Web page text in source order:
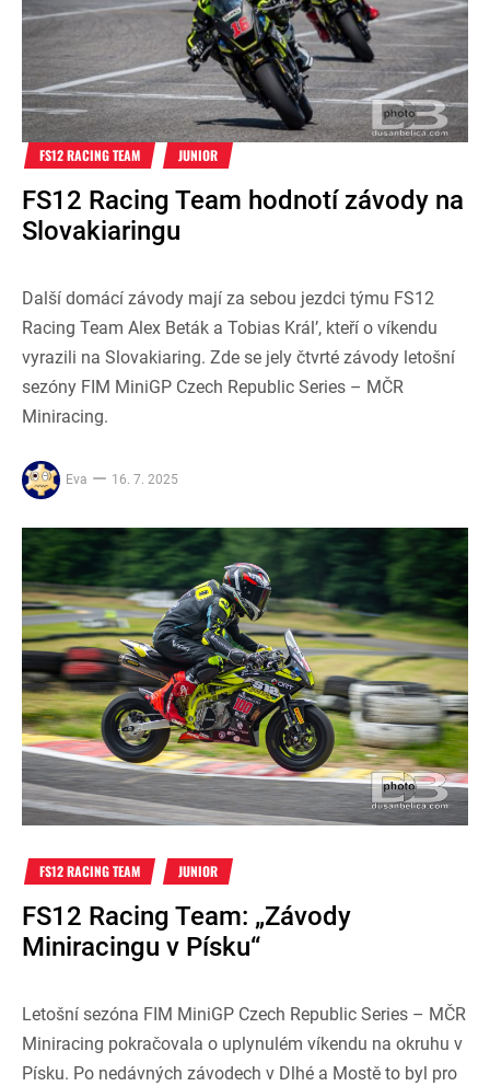
FS12 RACING TEAM JUNIOR
FS12 Racing Team hodnotí závody na
Slovakiaringu
Další domácí závody mají za sebou jezdci týmu FS12
Racing Team Alex Beták a Tobias Král’, kteří o víkendu
vyrazili na Slovakiaring. Zde se jely čtvrté závody letošní
sezóny FIM MiniGP Czech Republic Series – MČR
Miniracing.
Eva 16. 7. 2025
FS12 RACING TEAM JUNIOR
FS12 Racing Team: „Závody
Miniracingu v Písku“
Letošní sezóna FIM MiniGP Czech Republic Series – MČR
Miniracing pokračovala o uplynulém víkendu na okruhu v
Písku. Po nedávných závodech v Dlhé a Mostě to byl pro